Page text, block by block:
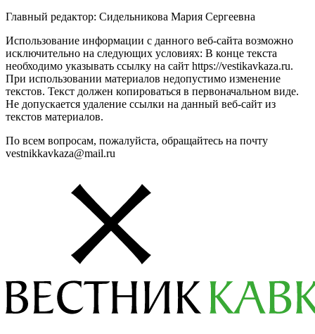
Главный редактор: Сидельникова Мария Сергеевна
Использование информации с данного веб-сайта возможно
исключительно на следующих условиях: В конце текста
необходимо указывать ссылку на сайт https://vestikavkaza.ru.
При использовании материалов недопустимо изменение
текстов. Текст должен копироваться в первоначальном виде.
Не допускается удаление ссылки на данный веб-сайт из
текстов материалов.
По всем вопросам, пожалуйста, обращайтесь на почту
vestnikkavkaza@mail.ru